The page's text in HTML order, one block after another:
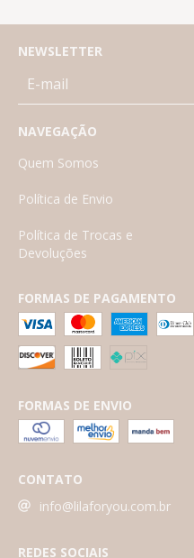
NEWSLETTER
NAVEGAÇÃO
Quem Somos
Política de Envio
Política de Trocas e
Devoluções
FORMAS DE PAGAMENTO
FORMAS DE ENVIO
CONTATO
info@lilaforyou.com.br
REDES SOCIAIS